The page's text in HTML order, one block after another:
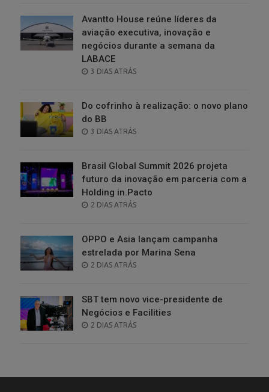
Avantto House reúne líderes da
aviação executiva, inovação e
negócios durante a semana da
LABACE
POSTED
3 DIAS ATRÁS
Do cofrinho à realização: o novo plano
do BB
POSTED
3 DIAS ATRÁS
Brasil Global Summit 2026 projeta
futuro da inovação em parceria com a
Holding in.Pacto
POSTED
2 DIAS ATRÁS
OPPO e Asia lançam campanha
estrelada por Marina Sena
POSTED
2 DIAS ATRÁS
SBT tem novo vice-presidente de
Negócios e Facilities
POSTED
2 DIAS ATRÁS